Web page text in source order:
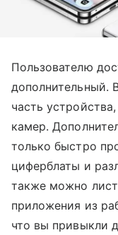
Пользователю
дополнительный.
часть
камер.
только быстро
циферблаты и
также можно
приложения из
что вы привыкли